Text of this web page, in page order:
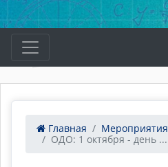
Главная Мероприятия
ОДО: 1 октября - день ...